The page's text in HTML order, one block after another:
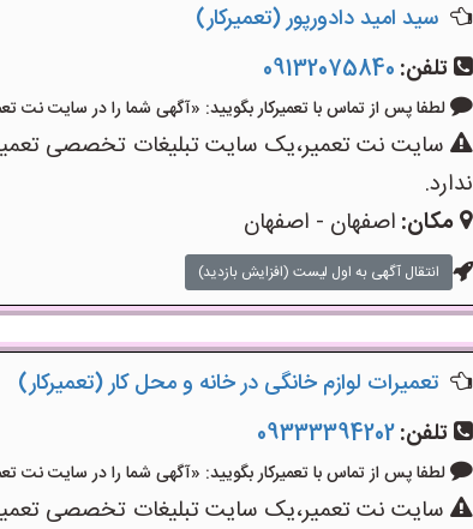
سید امید دادورپور (تعمیرکار)
تلفن: 09132075840
لطفا پس از تماس با تعمیرکار بگویید: «آگهی شما را در سایت نت تعمیر دیده ام و
سایت نت تعمیر،یک سایت تبلیغات تخصصی
ندارد.
مکان: اصفهان - اصفهان
انتقال آگهی به اول لیست (افزایش بازدید)
تعمیرات لوازم خانگی در خانه و محل کار (تعمیرکار)
تلفن:09333394202
لطفا پس از تماس با تعمیرکار بگویید: «آگهی شما را در سایت نت تعمیر دیده ام و
سایت نت تعمیر،یک سایت تبلیغات تخصصی